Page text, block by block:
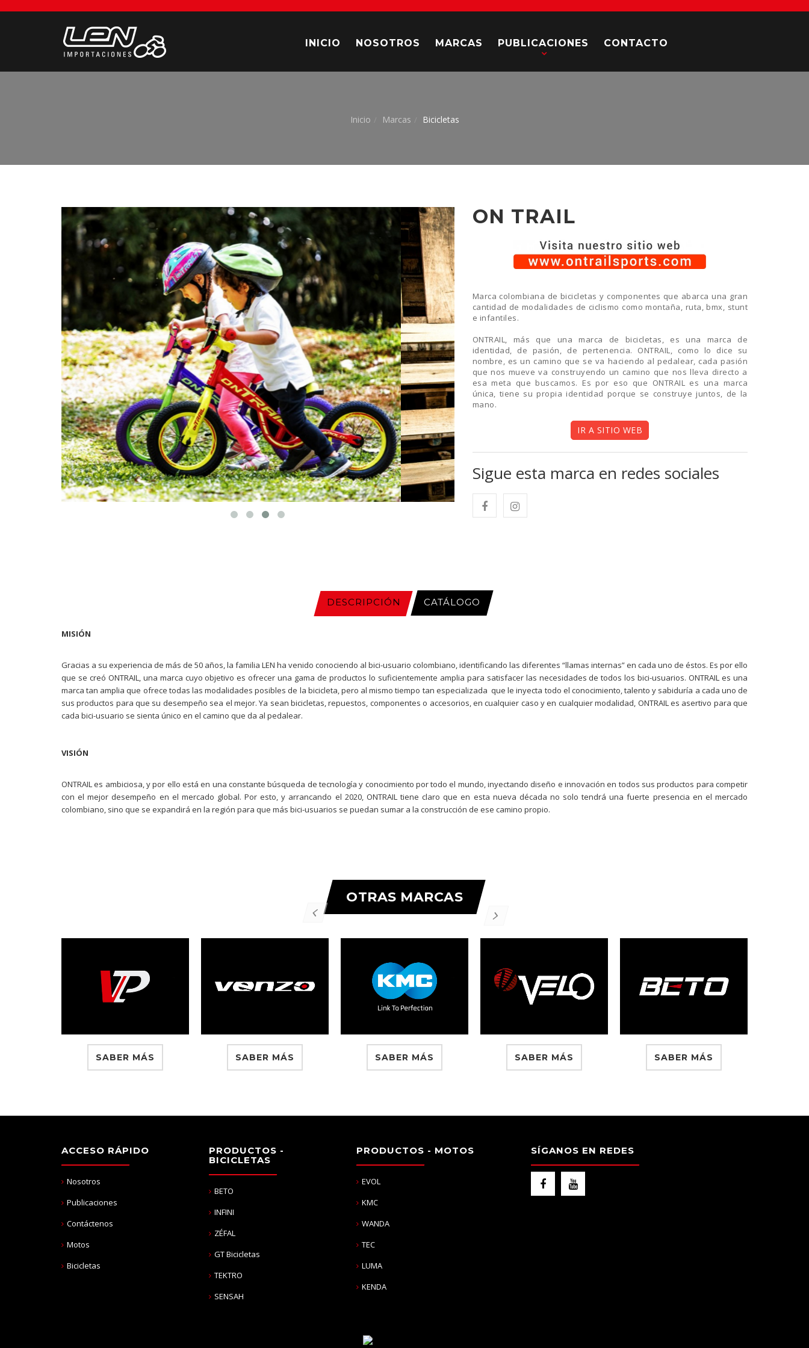
INICIO NOSOTROS MARCAS PUBLICACIONES CONTACTO
Inicio Marcas Bicicletas
ON TRAIL
Marca colombiana de bicicletas y componentes que abarca una gran
cantidad de modalidades de ciclismo como montaña, ruta, bmx, stunt
e infantiles.
ONTRAIL, más que una marca de bicicletas, es una marca de
identidad, de pasión, de pertenencia. ONTRAIL, como lo dice su
nombre, es un camino que se va haciendo al pedalear, cada pasión
que nos mueve va construyendo un camino que nos lleva directo a
esa meta que buscamos. Es por eso que ONTRAIL es una marca
única, tiene su propia identidad porque se construye juntos, de la
mano.
IR A SITIO WEB
Sigue esta marca en redes sociales
DESCRIPCIÓN CATÁLOGO
MISIÓN
Gracias a su experiencia de más de 50 años, la familia LEN ha venido conociendo al bici-usuario colombiano, identificando las diferentes “llamas internas” en cada uno de éstos. Es por ello
que se creó ONTRAIL, una marca cuyo objetivo es ofrecer una gama de productos lo suficientemente amplia para satisfacer las necesidades de todos los bici-usuarios. ONTRAIL es una
marca tan amplia que ofrece todas las modalidades posibles de la bicicleta, pero al mismo tiempo tan especializada que le inyecta todo el conocimiento, talento y sabiduría a cada uno de
sus productos para que su desempeño sea el mejor. Ya sean bicicletas, repuestos, componentes o accesorios, en cualquier caso y en cualquier modalidad, ONTRAIL es asertivo para que
cada bici-usuario se sienta único en el camino que da al pedalear.
VISIÓN
ONTRAIL es ambiciosa, y por ello está en una constante búsqueda de tecnología y conocimiento por todo el mundo, inyectando diseño e innovación en todos sus productos para competir
con el mejor desempeño en el mercado global. Por esto, y arrancando el 2020, ONTRAIL tiene claro que en esta nueva década no solo tendrá una fuerte presencia en el mercado
colombiano, sino que se expandirá en la región para que más bici-usuarios se puedan sumar a la construcción de ese camino propio.
OTRAS MARCAS
SABER MÁS SABER MÁS SABER MÁS SABER MÁS SABER MÁS
ACCESO RÁPIDO
Nosotros
Publicaciones
Contáctenos
Motos
Bicicletas
PRODUCTOS -
BICICLETAS
BETO
INFINI
ZÉFAL
GT Bicicletas
TEKTRO
SENSAH
PRODUCTOS - MOTOS
EVOL
KMC
WANDA
TEC
LUMA
KENDA
SÍGANOS EN REDES